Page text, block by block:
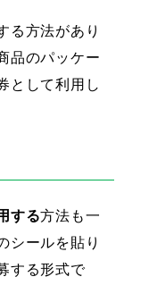
る方法があり
品のパッケー
として利用し
する方法も一
シールを貼り
する形式で